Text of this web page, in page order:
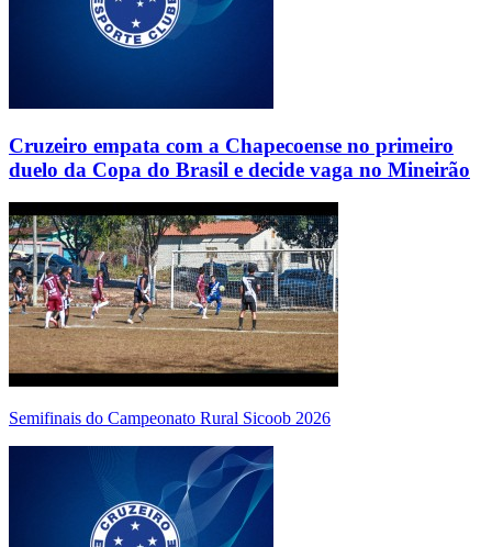
Cruzeiro empata com a Chapecoense no primeiro
duelo da Copa do Brasil e decide vaga no Mineirão
Semifinais do Campeonato Rural Sicoob 2026